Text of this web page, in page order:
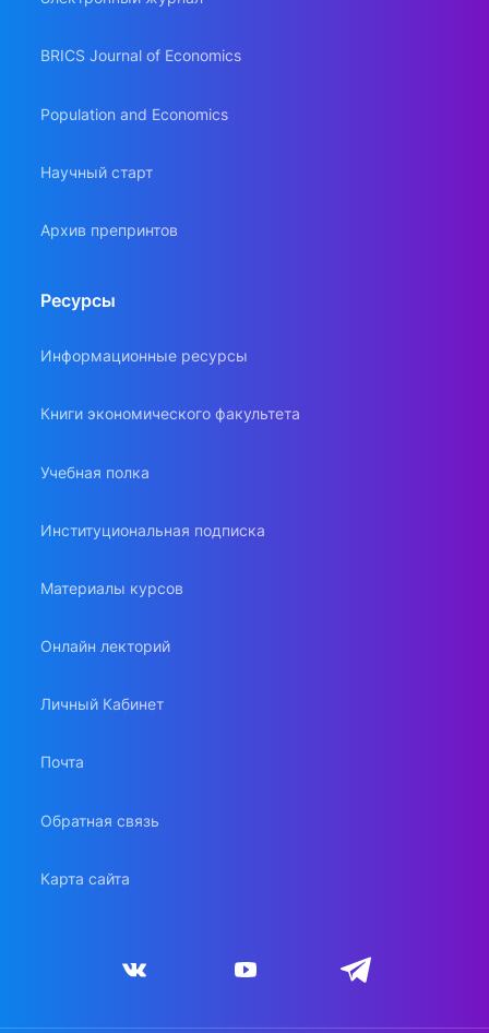
BRICS Journal of Economics
Population and Economics
Научный старт
Архив препринтов
Ресурсы
Информационные ресурсы
Книги экономического факультета
Учебная полка
Институциональная подписка
Материалы курсов
Онлайн лекторий
Личный Кабинет
Почта
Обратная связь
Карта сайта